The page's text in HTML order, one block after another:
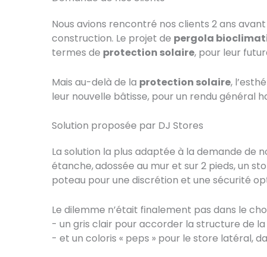
Nous avions rencontré nos clients 2 ans
construction. Le projet de pergola
termes de protection solaire, pour leur
Mais au-delà de la protection solaire,
leur nouvelle bâtisse, pour un rendu général
Solution proposée par DJ Stores
La solution la plus adaptée à la demande de
étanche,adossée au mur et sur 2 pieds, un
poteau pour une discrétion et une sécurité
Le dilemme n’était finalement pas dans le
- un gris clair pour accorder la structure de la
- et un coloris « peps » pour le store latéral,